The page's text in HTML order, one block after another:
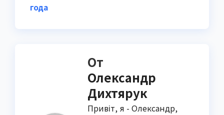
года
От
Олександр
Дихтярук
Привіт, я - Олександр,